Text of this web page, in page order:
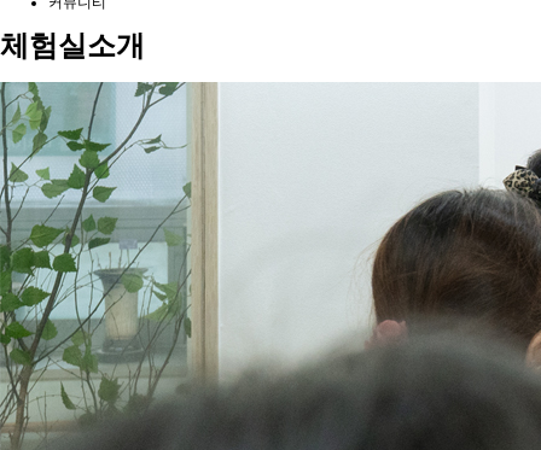
체험실소개